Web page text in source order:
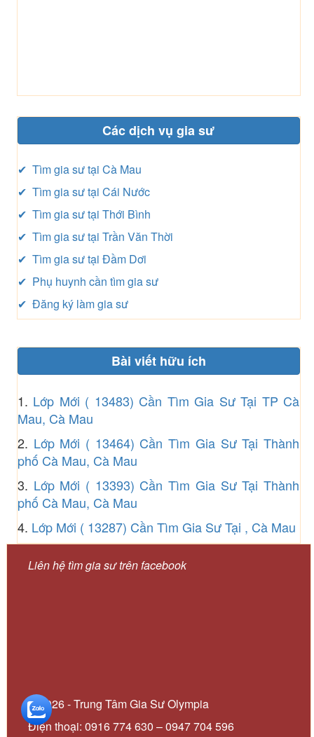
Các dịch vụ gia sư
✔ Tìm gia sư tại Cà Mau
✔ Tìm gia sư tại Cái Nước
✔ Tìm gia sư tại Thới Bình
✔ Tìm gia sư tại Trần Văn Thời
✔ Tìm gia sư tại Đầm Dơi
✔ Phụ huynh cần tìm gia sư
✔ Đăng ký làm gia sư
Bài viết hữu ích
1. Lớp Mới ( 13483) Cần Tìm Gia Sư Tại TP Cà
Mau, Cà Mau
2. Lớp Mới ( 13464) Cần Tìm Gia Sư Tại Thành
phố Cà Mau, Cà Mau
3. Lớp Mới ( 13393) Cần Tìm Gia Sư Tại Thành
phố Cà Mau, Cà Mau
4. Lớp Mới ( 13287) Cần Tìm Gia Sư Tại , Cà Mau
Liên hệ tìm gia sư trên facebook
© 2026 - Trung Tâm Gia Sư Olympia
Điện thoại: 0916 774 630 – 0947 704 596